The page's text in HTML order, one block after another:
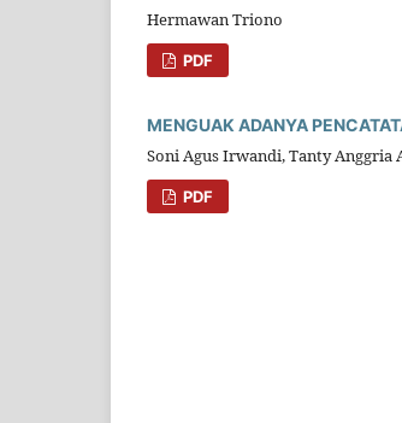
Hermawan Triono
PDF
MENGUAK ADANYA
Soni Agus Irwandi, Tanty Anggria
PDF